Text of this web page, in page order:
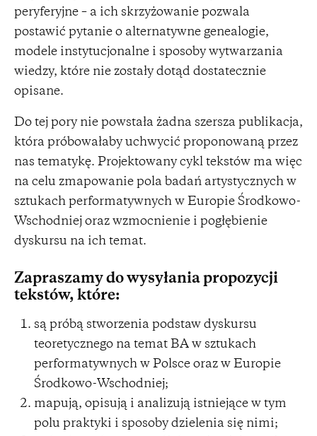
peryferyjne – a ich skrzyżowanie pozwala
postawić pytanie o alternatywne genealogie,
modele instytucjonalne i sposoby wytwarzania
wiedzy, które nie zostały dotąd dostatecznie
opisane.
Do tej pory nie powstała żadna szersza publikacja,
która próbowałaby uchwycić proponowaną przez
nas tematykę. Projektowany cykl tekstów ma więc
na celu zmapowanie pola badań artystycznych w
sztukach performatywnych w Europie Środkowo-
Wschodniej oraz wzmocnienie i pogłębienie
dyskursu na ich temat.
Zapraszamy do wysyłania propozycji
tekstów, które:
są próbą stworzenia podstaw dyskursu
teoretycznego na temat BA w sztukach
performatywnych w Polsce oraz w Europie
Środkowo-Wschodniej;
mapują, opisują i analizują istniejące w tym
polu praktyki i sposoby dzielenia się nimi;